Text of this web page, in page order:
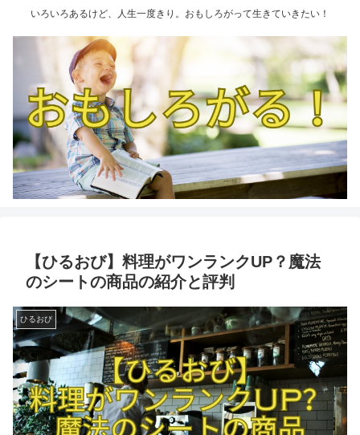
いろいろあるけど、人生一度きり。おもしろがって生きていきたい！
【ひるおび】料理がワンランクUP？魔法
のシートの商品の紹介と評判
ひるおび